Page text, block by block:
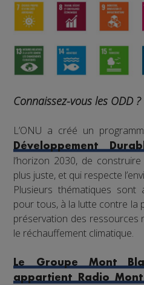
Connaissez-vous les ODD ?
L’ONU a créé un
Développement
l’horizon 2030, de
plus juste, et qui respecte
Plusieurs thématiques sont
pour tous, à la lutte contre la
préservation des ressources
le réchauffement climatique.
Le Groupe Mont
appartient Radio Mont